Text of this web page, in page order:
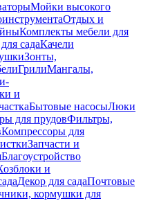
Мойки высокого
Отдых и
Комплекты мебели для
садаКачели
Зонты,
ГрилиМангалы,
и
Бытовые насосыЛюки
для прудовФильтры,
Компрессоры для
Запчасти и
Благоустройство
и
Декор для садаПочтовые
кормушки для